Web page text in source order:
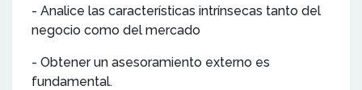
- Analice las características intrínsecas tanto del
negocio como del mercado
- Obtener un asesoramiento externo es
fundamental.